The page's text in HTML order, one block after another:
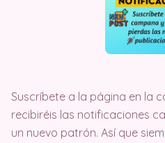
Suscríbete a la página en la
recibiréis las notificaciones
un nuevo patrón. Así que